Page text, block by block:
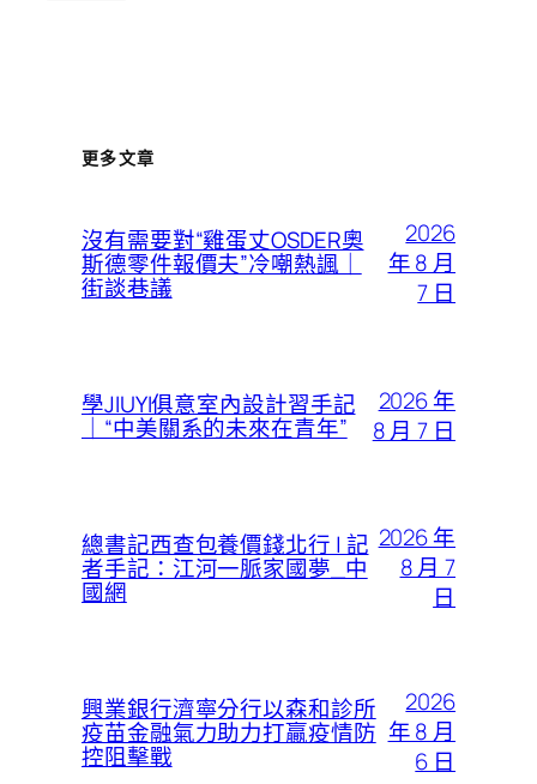
更多文章
沒有需要對“雞蛋丈OSDER奧
斯德零件報價夫”冷嘲熱諷｜
街談巷議
2026
年 8 月
7 日
學JIUYI俱意室內設計習手記
｜“中美關系的未來在青年”
2026 年
8 月 7 日
總書記西查包養價錢北行 | 記
者手記：江河一脈家國夢_中
國網
2026 年
8 月 7
日
興業銀行濟寧分行以森和診所
疫苗金融氣力助力打贏疫情防
控阻擊戰
2026
年 8 月
6 日